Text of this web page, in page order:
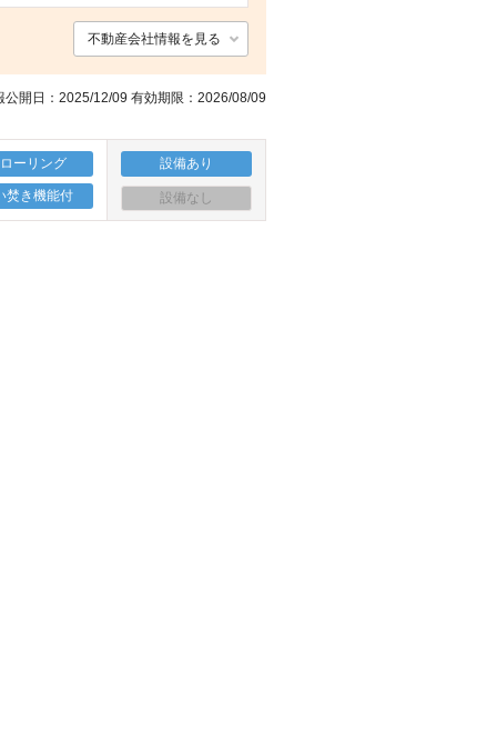
不動産会社情報を見る
公開日：2025/12/09 有効期限：2026/08/09
ーリング
焚き機能付
設備あり
設備なし